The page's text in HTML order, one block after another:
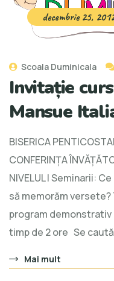
decembrie 25,
Scoala Duminicala
Invitație
Mansue
BISERICA
CONFERINȚA
NIVELUL I Seminarii:
să memorăm
program demonstrativ
timp de 2 ore Se
Mai mult